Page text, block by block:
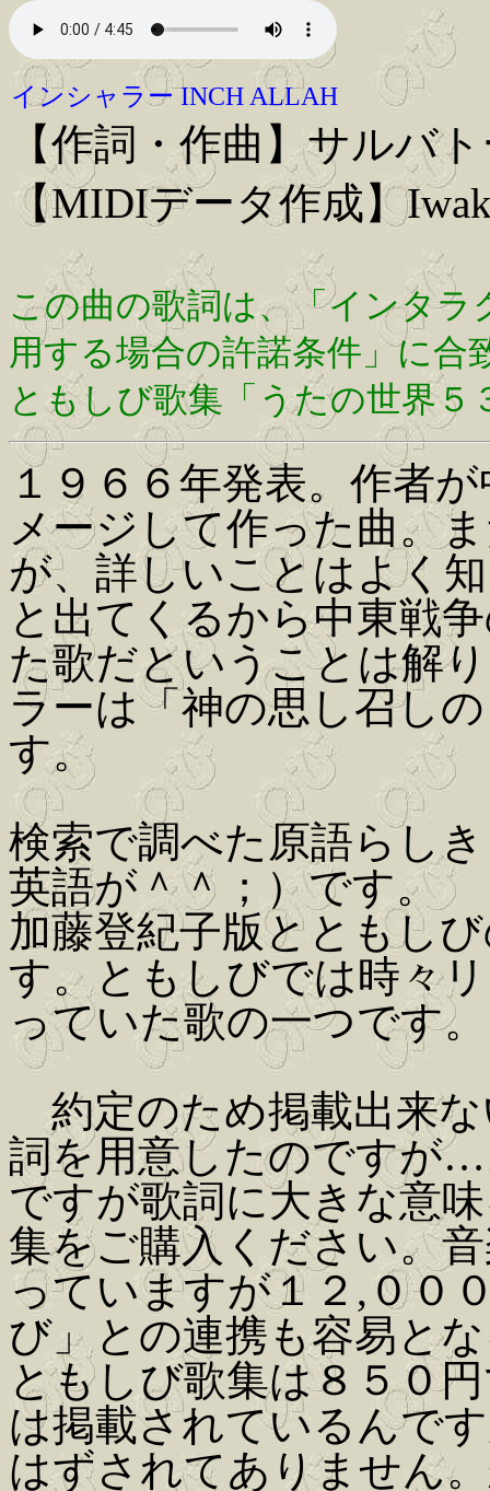
インシャラー INCH ALLAH
【作詞・作曲】サルバ
【MIDIデータ作成】
この曲の歌詞は、「インタ
用する場合の許諾条件」に合
ともしび歌集「うたの世界
１９６６年発表。作者
メージして作った曲。
が、詳しいことはよく
と出てくるから中東戦
た歌だということは解
ラーは「神の思し召し
す。
検索で調べた原語らし
英語が＾＾；）です。
加藤登紀子版とともし
す。ともしびでは時々
っていた歌の一つです。
約定のため掲載出来
詞を用意したのですが
ですが歌詞に大きな意
集をご購入ください。
っていますが１２,００
び」との連携も容易と
ともしび歌集は８５０
は掲載されているんで
はずされてありません